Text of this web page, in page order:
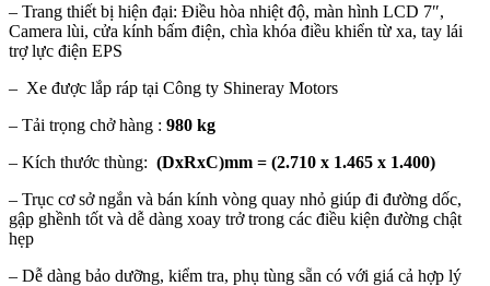
– Trang thiết bị hiện đại: Điều hòa nhiệt độ, màn hình LCD 7″,
Camera lùi, cửa kính bấm điện, chìa khóa điều khiển từ xa, tay lái
trợ lực điện EPS
– Xe được lắp ráp tại Công ty Shineray Motors
– Tải trọng chở hàng : 980 kg
– Kích thước thùng: (DxRxC)mm = (2.710 x 1.465 x 1.400)
– Trục cơ sở ngắn và bán kính vòng quay nhỏ giúp đi đường dốc,
gập ghềnh tốt và dễ dàng xoay trở trong các điều kiện đường chật
hẹp
– Dễ dàng bảo dưỡng, kiểm tra, phụ tùng sẵn có với giá cả hợp lý